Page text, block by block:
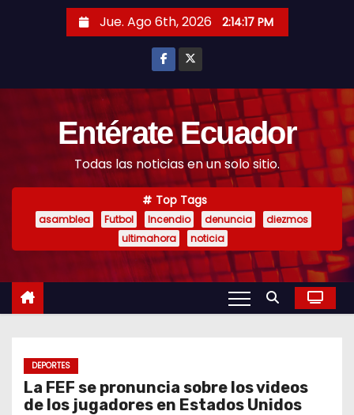
Jue. Ago 6th, 2026 2:14:18 PM
Entérate Ecuador
Todas las noticias en un solo sitio.
Top Tags
asamblea Futbol Incendio denuncia
diezmos
ultimahora
noticia
DEPORTES
La FEF se pronuncia sobre los videos
de los jugadores en Estados Unidos